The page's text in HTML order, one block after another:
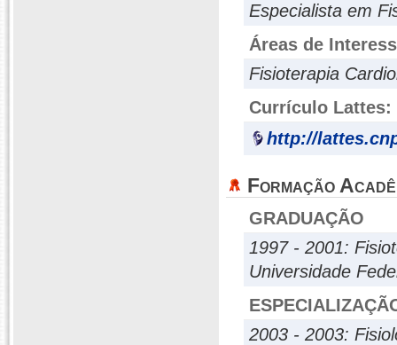
Especialista em
Áreas de
Fisioterapia
Currículo Lattes:
http://
Formação
GRADUAÇÃO
1997 - 2001:
Universidade
2003 - 2003: